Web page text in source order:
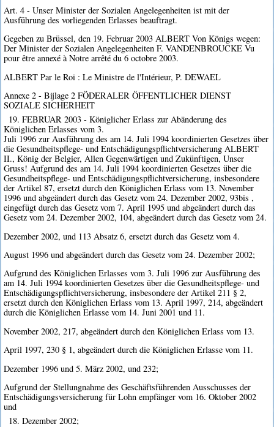
Art. 4 - Unser Minister der Sozialen Angelegenheiten ist mit der
Ausführung des vorliegenden Erlasses beauftragt.
Gegeben zu Brüssel, den 19. Februar 2003 ALBERT Von Königs wegen:
Der Minister der Sozialen Angelegenheiten F. VANDENBROUCKE Vu
pour être annexé à Notre arrêté du 6 octobre 2003.
ALBERT Par le Roi : Le Ministre de l'Intérieur, P. DEWAEL
Annexe 2 - Bijlage 2 FÖDERALER ÖFFENTLICHER DIENST
SOZIALE SICHERHEIT
19. FEBRUAR 2003 - Königlicher Erlass zur Abänderung des
Königlichen Erlasses vom 3.
Juli 1996 zur Ausführung des am 14. Juli 1994 koordinierten Gesetzes über
die Gesundheitspflege- und Entschädigungspflichtversicherung ALBERT
II., König der Belgier, Allen Gegenwärtigen und Zukünftigen, Unser
Gruss! Aufgrund des am 14. Juli 1994 koordinierten Gesetzes über die
Gesundheitspflege- und Entschädigungspflichtversicherung, insbesondere
der Artikel 87, ersetzt durch den Königlichen Erlass vom 13. November
1996 und abgeändert durch das Gesetz vom 24. Dezember 2002, 93bis ,
eingefügt durch das Gesetz vom 7. April 1995 und abgeändert durch das
Gesetz vom 24. Dezember 2002, 104, abgeändert durch das Gesetz vom 24.
Dezember 2002, und 113 Absatz 6, ersetzt durch das Gesetz vom 4.
August 1996 und abgeändert durch das Gesetz vom 24. Dezember 2002;
Aufgrund des Königlichen Erlasses vom 3. Juli 1996 zur Ausführung des
am 14. Juli 1994 koordinierten Gesetzes über die Gesundheitspflege- und
Entschädigungspflichtversicherung, insbesondere der Artikel 211 § 2,
ersetzt durch den Königlichen Erlass vom 13. April 1997, 214, abgeändert
durch die Königlichen Erlasse vom 14. Juni 2001 und 11.
November 2002, 217, abgeändert durch den Königlichen Erlass vom 13.
April 1997, 230 § 1, abgeändert durch die Königlichen Erlasse vom 11.
Dezember 1996 und 5. März 2002, und 232;
Aufgrund der Stellungnahme des Geschäftsführenden Ausschusses der
Entschädigungsversicherung für Lohn empfänger vom 16. Oktober 2002
und
18. Dezember 2002;